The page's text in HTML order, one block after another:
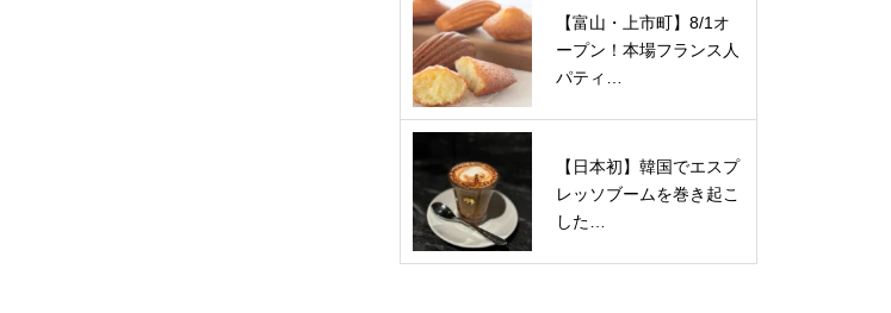
【富山・上市町】8/1オ
ープン！本場フランス人
パティ…
【日本初】韓国でエスプ
レッソブームを巻き起こ
した…